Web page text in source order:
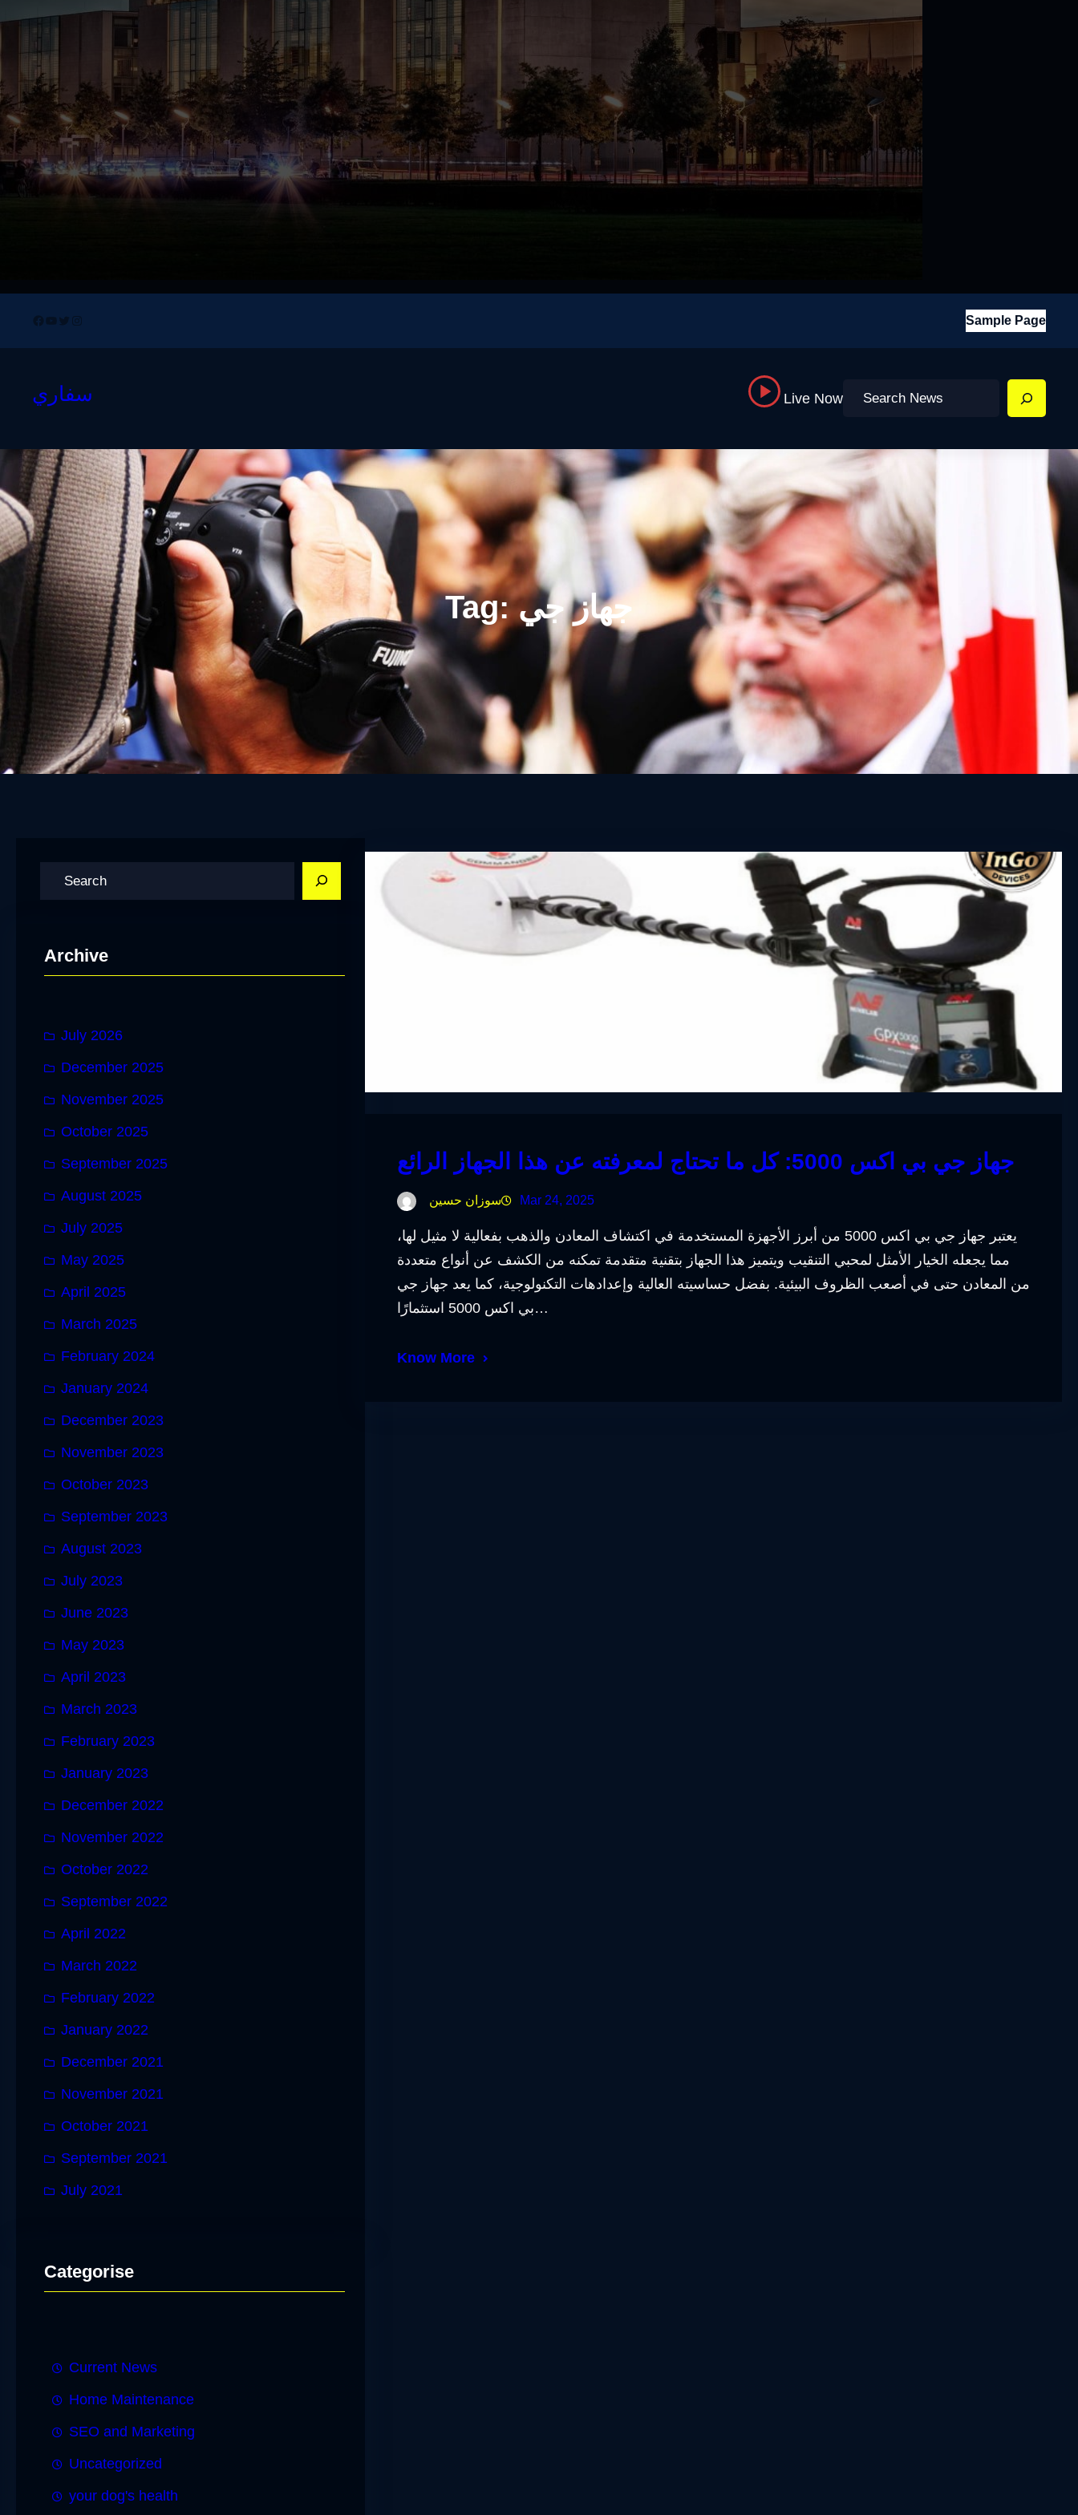
Facebook
YouTube
TwitterInstagram Sample Page
سفاري Live Now Search
Tag:جهاز جي
Archive
July 2026
December 2025
November 2025
October 2025
September 2025
August 2025
July 2025
May 2025
April 2025
March 2025
February 2024
January 2024
December 2023
November 2023
October 2023
September 2023
August 2023
July 2023
June 2023
May 2023
April 2023
March 2023
February 2023
January 2023
December 2022
November 2022
October 2022
September 2022
April 2022
March 2022
February 2022
January 2022
December 2021
November 2021
October 2021
September 2021
July 2021
Categorise
Current News
Home Maintenance
SEO and Marketing
Uncategorized
your dog's health
جهاز جي بي اكس 5000: كل ما تحتاج لمعرفته عن هذا الجهاز الرائع
سوزان حسين Mar 24, 2025
يعتبر جهاز جي بي اكس 5000 من أبرز الأجهزة المستخدمة في اكتشاف المعادن والذهب بفعالية لا مثيل لها،
مما يجعله الخيار الأمثل لمحبي التنقيب ويتميز هذا الجهاز بتقنية متقدمة تمكنه من الكشف عن أنواع متعددة
من المعادن حتى في أصعب الظروف البيئية. بفضل حساسيته العالية وإعدادهات التكنولوجية، كما يعد جهاز جي
بي اكس 5000 استثمارًا…
Know More